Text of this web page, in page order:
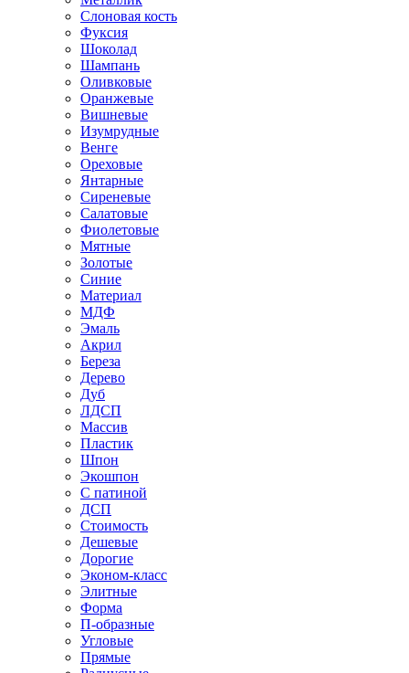
Слоновая кость
Фуксия
Шоколад
Шампань
Оливковые
Оранжевые
Вишневые
Изумрудные
Венге
Ореховые
Янтарные
Сиреневые
Салатовые
Фиолетовые
Мятные
Золотые
Синие
Материал
МДФ
Эмаль
Акрил
Береза
Дерево
Дуб
ЛДСП
Массив
Пластик
Шпон
Экошпон
С патиной
ДСП
Стоимость
Дешевые
Дорогие
Эконом-класс
Элитные
Форма
П-образные
Угловые
Прямые